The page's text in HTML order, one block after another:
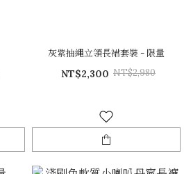
灰紫抽繩立領長裙套裝 - 限量
NT$2,300 NT$2,980